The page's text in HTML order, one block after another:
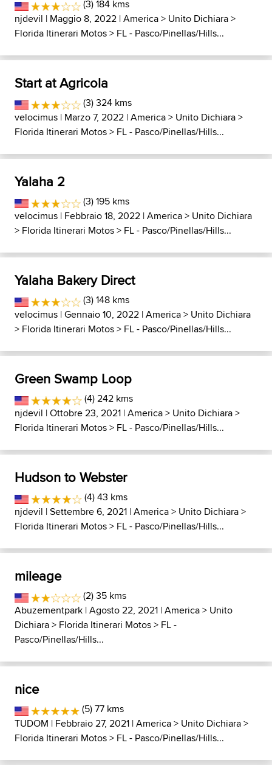
(3) 184 kms
njdevil | Maggio 8, 2022 |America> Unito Dichiara>
Florida Itinerari Motos> FL - Pasco/Pinellas/Hills...
Start at Agricola
(3) 324 kms
velocimus | Marzo 7, 2022 |America> Unito Dichiara>
Florida Itinerari Motos> FL - Pasco/Pinellas/Hills...
Yalaha 2
(3) 195 kms
velocimus | Febbraio 18, 2022 |America> Unito Dichiara
> Florida Itinerari Motos> FL - Pasco/Pinellas/Hills...
Yalaha Bakery Direct
(3) 148 kms
velocimus | Gennaio 10, 2022 |America> Unito Dichiara
> Florida Itinerari Motos> FL - Pasco/Pinellas/Hills...
Green Swamp Loop
(4) 242 kms
njdevil | Ottobre 23, 2021 |America> Unito Dichiara>
Florida Itinerari Motos> FL - Pasco/Pinellas/Hills...
Hudson to Webster
(4) 43 kms
njdevil | Settembre 6, 2021 |America> Unito Dichiara>
Florida Itinerari Motos> FL - Pasco/Pinellas/Hills...
mileage
(2) 35 kms
Abuzementpark | Agosto 22, 2021 |America> Unito
Dichiara> Florida Itinerari Motos> FL -
Pasco/Pinellas/Hills...
nice
(5) 77 kms
TUDOM | Febbraio 27, 2021 |America> Unito Dichiara>
Florida Itinerari Motos> FL - Pasco/Pinellas/Hills...